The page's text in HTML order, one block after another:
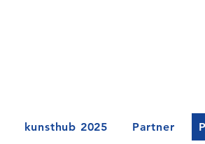
kunsthub 2025 Partner